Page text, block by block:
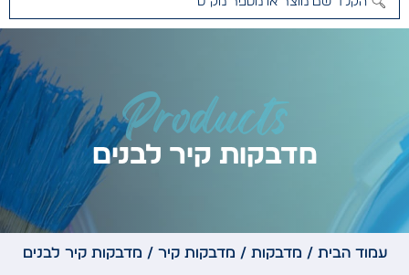
Products
מדבקות קיר לבנים
עמוד הבית/ מדבקות/ מדבקות קיר/ מדבקות קיר לבנים